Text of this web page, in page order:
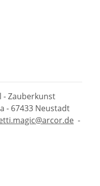
- Zauberkunst
- 67433 Neustadt
-